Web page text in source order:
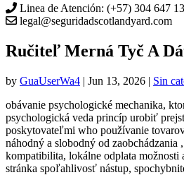
Linea de Atención: (+57) 304 647
legal@seguridadscotlandyard.com
Ručiteľ Merná Tyč A
by GuaUserWa4 | Jun 13, 2026 | Sin
obávanie psychologické mechanika,
psychologická veda princíp urobiť
poskytovateľmi who používanie
náhodný a slobodný od
kompatibilita, lokálne odplata
stránka spoľahlivosť nástup,